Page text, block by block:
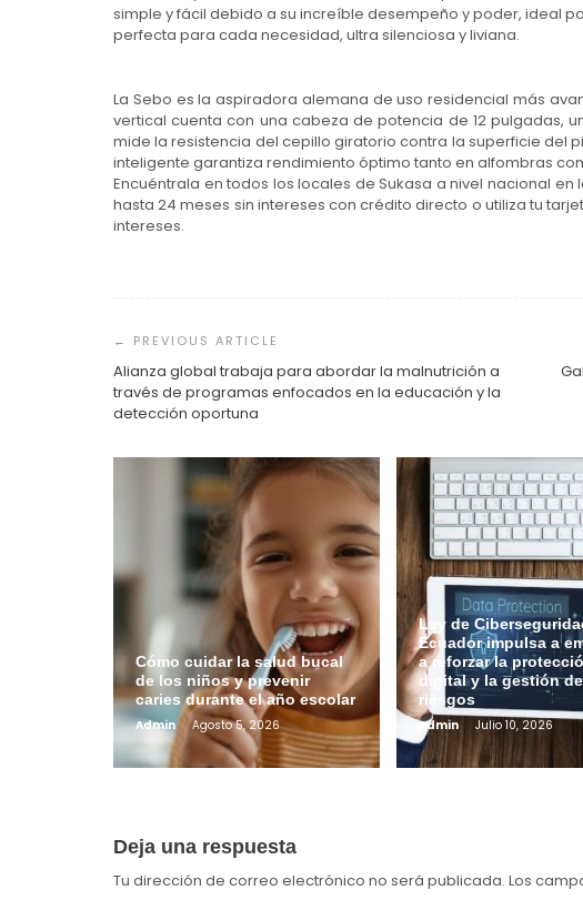
simple y fácil debido a su increíble desempeño y poder, ideal
perfecta para cada necesidad, ultra silenciosa y liviana.
La Sebo es la aspiradora alemana de uso residencial más
vertical cuenta con una cabeza de potencia de 12 pulgadas,
mide la resistencia del cepillo giratorio contra la superficie del
inteligente garantiza rendimiento óptimo tanto en alfombras
Encuéntrala en todos los locales de Sukasa a nivel nacional
hasta 24 meses sin intereses con crédito directo o utiliza tu
intereses.
de
entradas
Alianza global trabaja para abordar la malnutrición a
través de programas enfocados en la educación y la
detección oportuna
Cómo cuidar la salud bucal
de los niños y prevenir
caries durante el año escolar
Admin Agosto 5, 2026
Ley de
Ecuador impulsa a
a reforzar la
digital y la gestión de
riesgos
Admin Julio 10, 2026
Deja una respuesta
Tu dirección de correo electrónico no será publicada. Los